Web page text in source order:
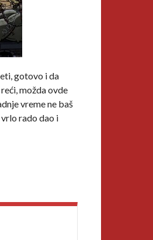
gotovo i da
možda ovde
vreme ne baš
rado dao i